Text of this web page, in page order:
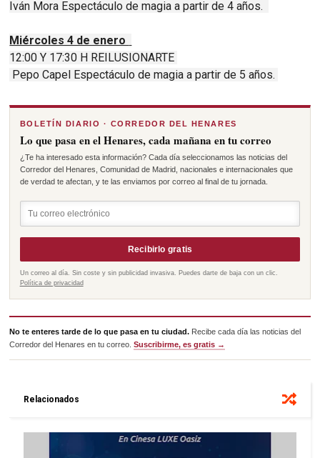
Iván Mora Espectáculo de magia a partir de 4 años.
Miércoles 4 de enero
12:00 Y 17:30 H REILUSIONARTE
Pepo Capel Espectáculo de magia a partir de 5 años.
BOLETÍN DIARIO · CORREDOR DEL HENARES
Lo que pasa en el Henares, cada mañana en tu correo
¿Te ha interesado esta información? Cada día seleccionamos las noticias del
Corredor del Henares, Comunidad de Madrid, nacionales e internacionales que
de verdad te afectan, y te las enviamos por correo al final de tu jornada.
Recibirlo gratis
Un correo al día. Sin coste y sin publicidad invasiva. Puedes darte de baja con un clic.
Política de privacidad
No te enteres tarde de lo que pasa en tu ciudad. Recibe cada día las noticias del
Corredor del Henares en tu correo.Suscribirme, es gratis →
Relacionados